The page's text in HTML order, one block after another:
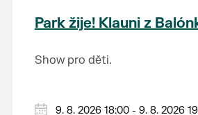
krajina na světě, která je
světového přírodního a
Park žije! Klauni z
Show pro děti.
9. 8. 2026 18:00 - 9. 8. 2026